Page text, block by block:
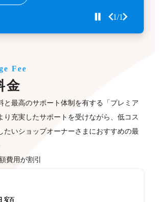
1/1
Fee
金
と最高のサポート体制を有する「プレミア
り充実したサポートを受けながら、低コス
たいショップオーナーさまにおすすめの最
費用が割引